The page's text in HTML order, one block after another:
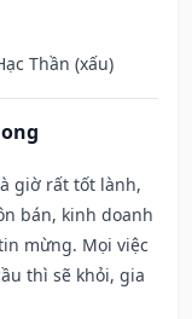
Thần (xấu)
giờ rất tốt lành,
bán, kinh doanh
mừng. Mọi việc
thì sẽ khỏi, gia